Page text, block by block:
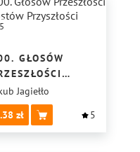
GŁOSÓW
Jagiełło
5